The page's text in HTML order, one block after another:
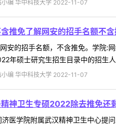
小编 华中科技大学 2022-11-07
推免了解网安的招手名额不
安的招手名额，不含推免。学院
年硕士研究生招生目录中的招
小编 华中科技大学 2022-11-07
神卫生专硕2022除去推免还
医学院附属武汉精神卫生中心